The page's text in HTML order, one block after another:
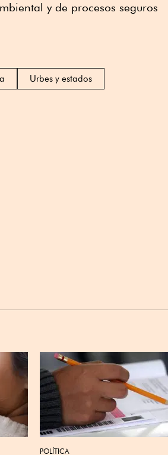
y de procesos seguros
Urbes y estados
POLÍTICA